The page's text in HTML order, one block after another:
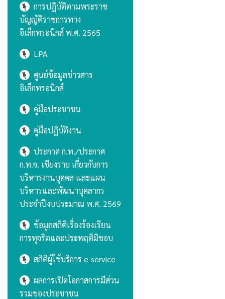
การปฏิบัติตามพระราช
บัญญัติราชการทาง
อิเล็กทรอนิกส์ พ.ศ. 2565
LPA
ศูนย์ข้อมูลข่าวสาร
อิเล็กทรอนิกส์
คู่มือประชาชน
คู่มือปฏิบัติงาน
ประกาศ ก.ท./ประกาศ
ก.ท.จ. เชียงราย เกี่ยวกับการ
บริหารงานบุคคล และแผน
บริหารและพัฒนาบุคลากร
ประจำปีงบประมาณ พ.ศ. 2569
ข้อมูลสถิติเรื่องร้องเรียน
การทุจริตและประพฤติมิชอบ
สถิติผู้ใช้บริการ e-service
ผลการเปิดโอกาสการมีส่วน
รวมของประชาชน